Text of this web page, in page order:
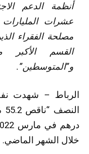
أنظمة الدعم
عشرات
مصلحة الفقراء
القسم الأكبر
و”المتوسطين”.
الرباط – شهدت
خلال الشهر الماضي.